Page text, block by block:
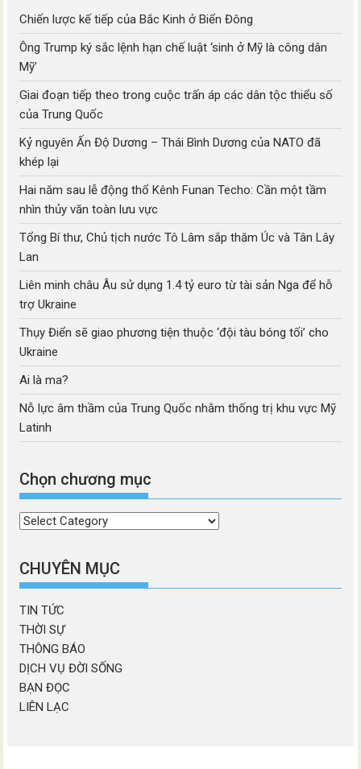
Chiến lược kế tiếp của Bắc Kinh ở Biển Đông
Ông Trump ký sắc lệnh hạn chế luật ‘sinh ở Mỹ là công dân
Mỹ’
Giai đoạn tiếp theo trong cuộc trấn áp các dân tộc thiểu số
của Trung Quốc
Kỷ nguyên Ấn Độ Dương – Thái Bình Dương của NATO đã
khép lại
Hai năm sau lễ động thổ Kênh Funan Techo: Cần một tầm
nhìn thủy văn toàn lưu vực
Tổng Bí thư, Chủ tịch nước Tô Lâm sắp thăm Úc và Tân Lây
Lan
Liên minh châu Âu sử dụng 1.4 tỷ euro từ tài sản Nga để hỗ
trợ Ukraine
Thụy Điển sẽ giao phương tiện thuộc ‘đội tàu bóng tối’ cho
Ukraine
Ai là ma?
Nỗ lực âm thầm của Trung Quốc nhằm thống trị khu vực Mỹ
Latinh
Chọn chương mục
Chọn
mục
CHUYÊN MỤC
TIN TỨC
THỜI SỰ
THÔNG BÁO
DỊCH VỤ ĐỜI SỐNG
BẠN ĐỌC
LIÊN LẠC